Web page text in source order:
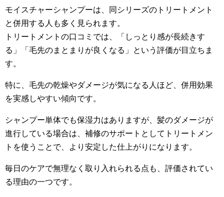
モイスチャーシャンプーは、同シリーズのトリートメント
と併用する人も多く見られます。
トリートメントの口コミでは、「しっとり感が長続きす
る」「毛先のまとまりが良くなる」という評価が目立ちま
す。
特に、毛先の乾燥やダメージが気になる人ほど、併用効果
を実感しやすい傾向です。
シャンプー単体でも保湿力はありますが、髪のダメージが
進行している場合は、補修のサポートとしてトリートメン
トを使うことで、より安定した仕上がりになります。
毎日のケアで無理なく取り入れられる点も、評価されてい
る理由の一つです。